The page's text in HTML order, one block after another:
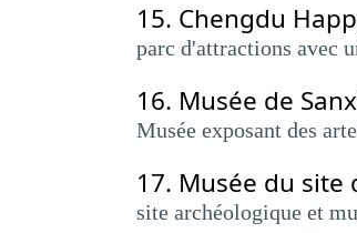
15. Chengdu
parc d'attractions avec
16. Musée de
Musée exposant des
17. Musée du site
site archéologique et